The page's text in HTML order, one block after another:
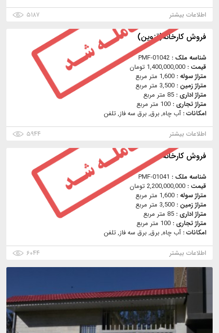
اطلاعات بیشتر
۵۱۸۷
فروش کارخانه(قزوين)
شناسه ملک : PMF-01042
قیمت : 1,400,000,000 تومان
متراژ سوله : 1,600 متر مربع
متراژ زمین : 3,500 متر مربع
متراژ اداری : 85 متر مربع
متراژ تجاری : 100 متر مربع
امکانات :آب چاه, برق, برق سه فاز, تلفن
اطلاعات بیشتر
۵۹۴۴
فروش کارخانه
شناسه ملک : PMF-01041
قیمت : 2,200,000,000 تومان
متراژ سوله : 1,600 متر مربع
متراژ زمین : 3,500 متر مربع
متراژ اداری : 85 متر مربع
متراژ تجاری : 100 متر مربع
امکانات :آب چاه, برق, برق سه فاز, تلفن
اطلاعات بیشتر
۶۰۴۴